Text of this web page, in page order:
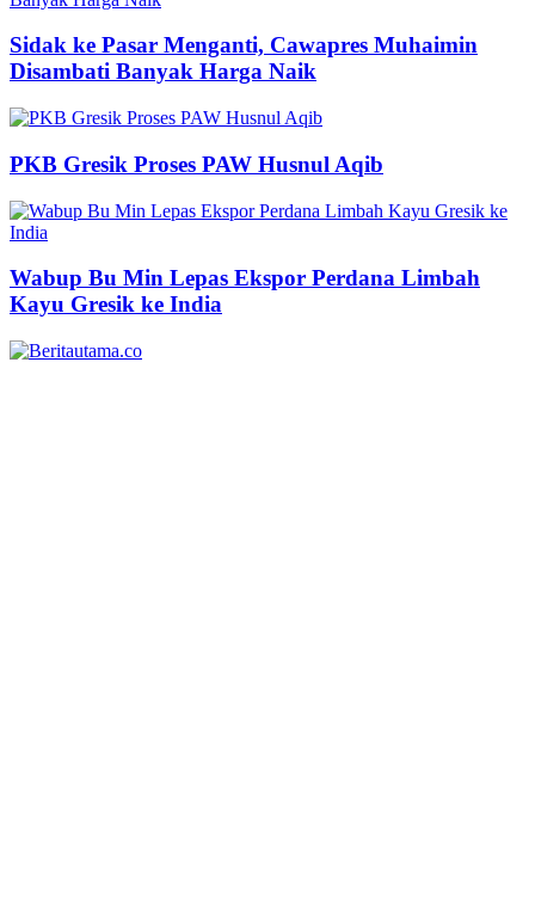
Sidak ke Pasar Menganti, Cawapres Muhaimin
Disambati Banyak Harga Naik
PKB Gresik Proses PAW Husnul Aqib
Wabup Bu Min Lepas Ekspor Perdana Limbah
Kayu Gresik ke India